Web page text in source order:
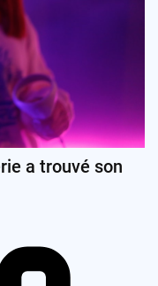
a trouvé son